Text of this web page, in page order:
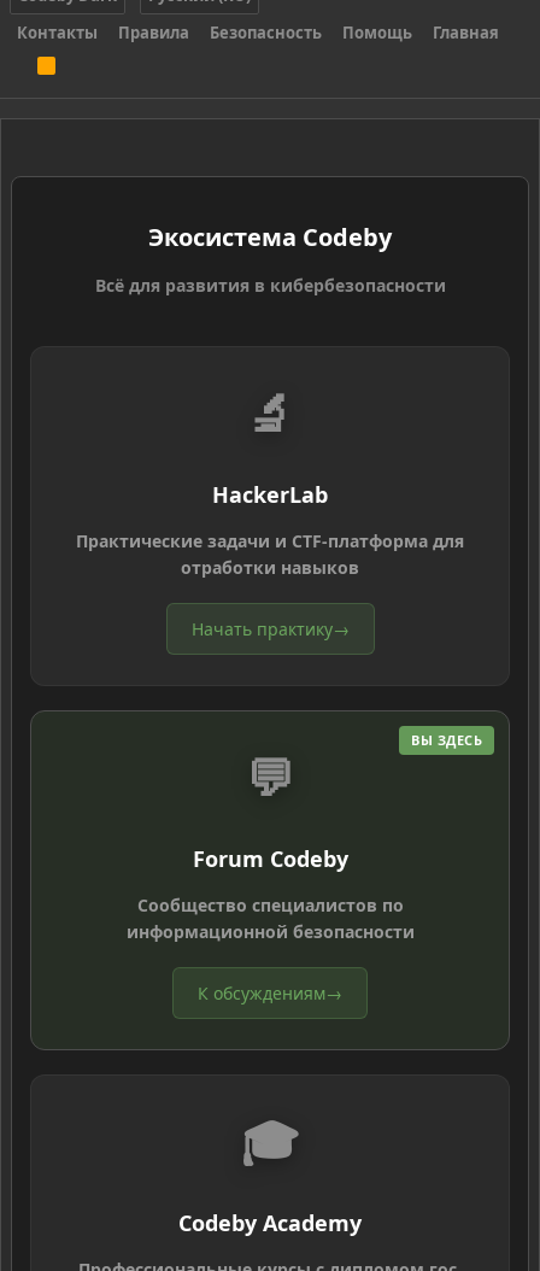
Контакты
Правила Безопасность Помощь Главная
S
Экосистема Codeby
Всё для развития в кибербезопасности
🔬
HackerLab
Практические задачи и CTF-платформа для
отработки навыков
Начать практику→
ВЫ ЗДЕСЬ
💬
Forum Codeby
Сообщество специалистов по
информационной безопасности
К обсуждениям→
🎓
Codeby Academy